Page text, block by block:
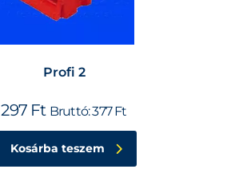
Profi 2
297 Ft Bruttó:377Ft
Kosárba teszem